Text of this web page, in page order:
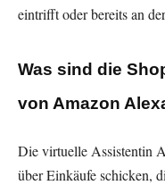
eintrifft oder bereits an
Was sind die
von Amazon
Die virtuelle Assistentin
über Einkäufe schicken,